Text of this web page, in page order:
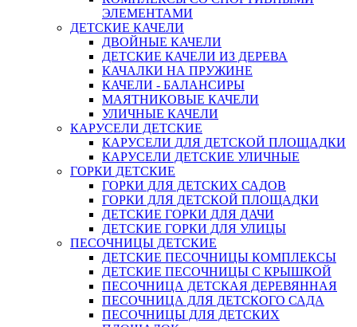
ЭЛЕМЕНТАМИ
ДЕТСКИЕ КАЧЕЛИ
ДВОЙНЫЕ КАЧЕЛИ
ДЕТСКИЕ КАЧЕЛИ ИЗ ДЕРЕВА
КАЧАЛКИ НА ПРУЖИНЕ
КАЧЕЛИ - БАЛАНСИРЫ
МАЯТНИКОВЫЕ КАЧЕЛИ
УЛИЧНЫЕ КАЧЕЛИ
КАРУСЕЛИ ДЕТСКИЕ
КАРУСЕЛИ ДЛЯ ДЕТСКОЙ ПЛОЩАДКИ
КАРУСЕЛИ ДЕТСКИЕ УЛИЧНЫЕ
ГОРКИ ДЕТСКИЕ
ГОРКИ ДЛЯ ДЕТСКИХ САДОВ
ГОРКИ ДЛЯ ДЕТСКОЙ ПЛОЩАДКИ
ДЕТСКИЕ ГОРКИ ДЛЯ ДАЧИ
ДЕТСКИЕ ГОРКИ ДЛЯ УЛИЦЫ
ПЕСОЧНИЦЫ ДЕТСКИЕ
ДЕТСКИЕ ПЕСОЧНИЦЫ КОМПЛЕКСЫ
ДЕТСКИЕ ПЕСОЧНИЦЫ С КРЫШКОЙ
ПЕСОЧНИЦА ДЕТСКАЯ ДЕРЕВЯННАЯ
ПЕСОЧНИЦА ДЛЯ ДЕТСКОГО САДА
ПЕСОЧНИЦЫ ДЛЯ ДЕТСКИХ